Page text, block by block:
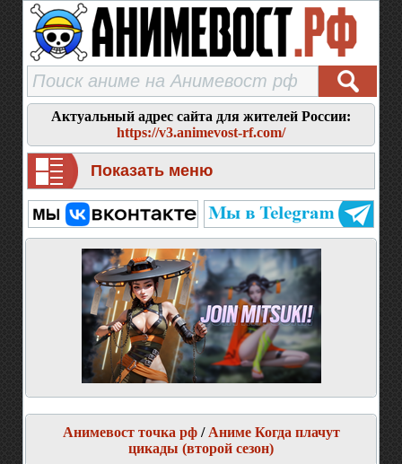
Актуальный адрес сайта для жителей России:
https://v3.animevost-rf.com/
Показать меню
Анимевост точка рф/ Аниме Когда плачут
цикады (второй сезон)